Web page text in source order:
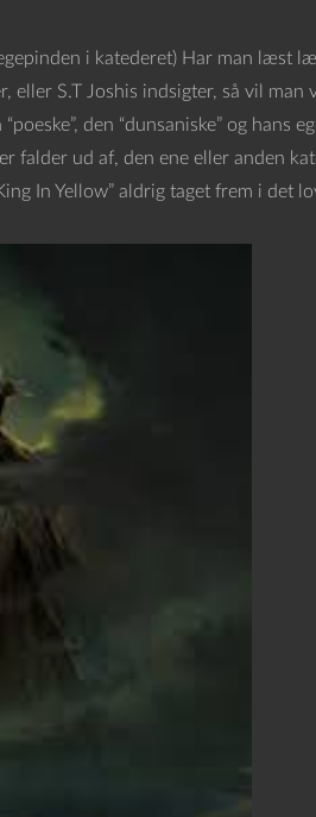
i katederet) Har man læst
eller S.T Joshis indsigter, så vil
den “dunsaniske” og
falder ud af, den ene eller anden
In Yellow” aldrig taget frem i det